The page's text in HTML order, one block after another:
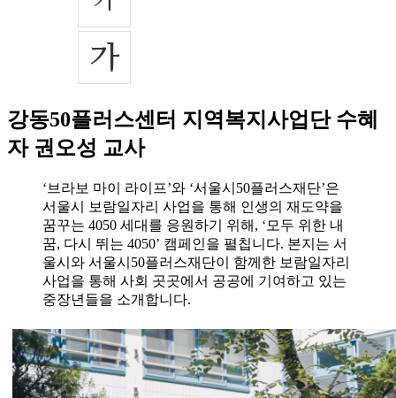
강동50플러스센터 지역복지사업단 수혜
자 권오성 교사
‘브라보 마이 라이프’와 ‘서울시50플러스재단’은
서울시 보람일자리 사업을 통해 인생의 재도약을
꿈꾸는 4050 세대를 응원하기 위해, ‘모두 위한 내
꿈, 다시 뛰는 4050’ 캠페인을 펼칩니다. 본지는 서
울시와 서울시50플러스재단이 함께한 보람일자리
사업을 통해 사회 곳곳에서 공공에 기여하고 있는
중장년들을 소개합니다.